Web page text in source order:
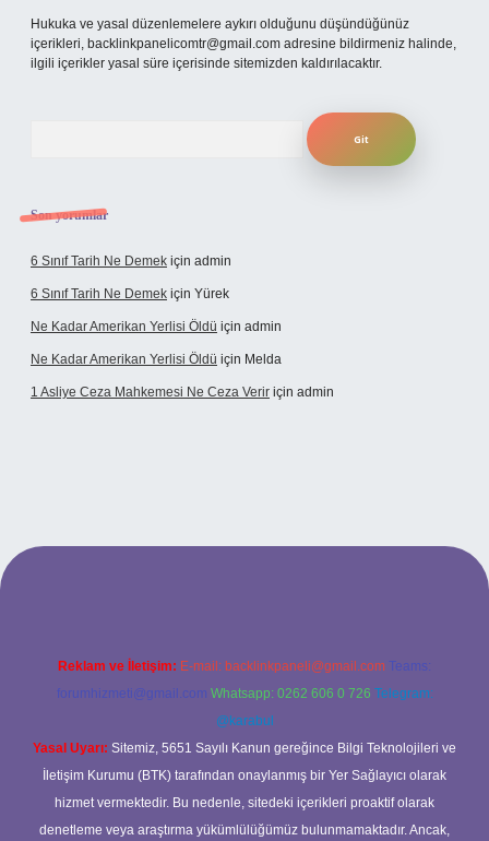
Hukuka ve yasal düzenlemelere aykırı olduğunu düşündüğünüz
içerikleri, backlinkpanelicomtr@gmail.com adresine bildirmeniz halinde,
ilgili içerikler yasal süre içerisinde sitemizden kaldırılacaktır.
Son yorumlar
6 Sınıf Tarih Ne Demek için admin
6 Sınıf Tarih Ne Demek için Yürek
Ne Kadar Amerikan Yerlisi Öldü için admin
Ne Kadar Amerikan Yerlisi Öldü için Melda
1 Asliye Ceza Mahkemesi Ne Ceza Verir için admin
Reklam ve İletişim: E-mail: backlinkpaneli@gmail.com Teams:
forumhizmeti@gmail.com Whatsapp: 0262 606 0 726 Telegram:
@karabul
Yasal Uyarı: Sitemiz, 5651 Sayılı Kanun gereğince Bilgi Teknolojileri ve
İletişim Kurumu (BTK) tarafından onaylanmış bir Yer Sağlayıcı olarak
hizmet vermektedir. Bu nedenle, sitedeki içerikleri proaktif olarak
denetleme veya araştırma yükümlülüğümüz bulunmamaktadır. Ancak,